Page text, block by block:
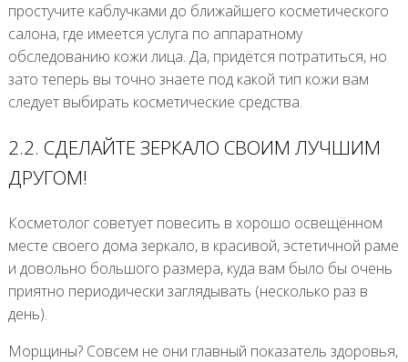
простучите каблучками до ближайшего косметического
салона, где имеется услуга по аппаратному
обследованию кожи лица. Да, придётся потратиться, но
зато теперь вы точно знаете под какой тип кожи вам
следует выбирать косметические средства.
2.2. СДЕЛАЙТЕ ЗЕРКАЛО СВОИМ ЛУЧШИМ
ДРУГОМ!
Косметолог советует повесить в хорошо освещённом
месте своего дома зеркало, в красивой, эстетичной раме
и довольно большого размера, куда вам было бы очень
приятно периодически заглядывать (несколько раз в
день).
Морщины? Совсем не они главный показатель здоровья,